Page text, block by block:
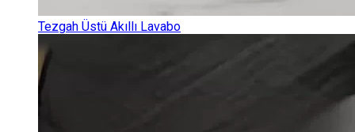
Tezgah Üstü Akıllı Lavabo